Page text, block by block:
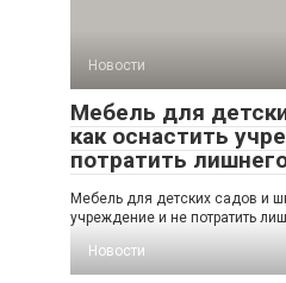
Новости
Мебель для
как оснастить
потратить
Мебель для детских садов и
учреждение и не потратить
Новости